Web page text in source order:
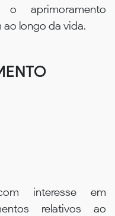
o aprimoramento
longo da vida.
interesse em
relativos ao